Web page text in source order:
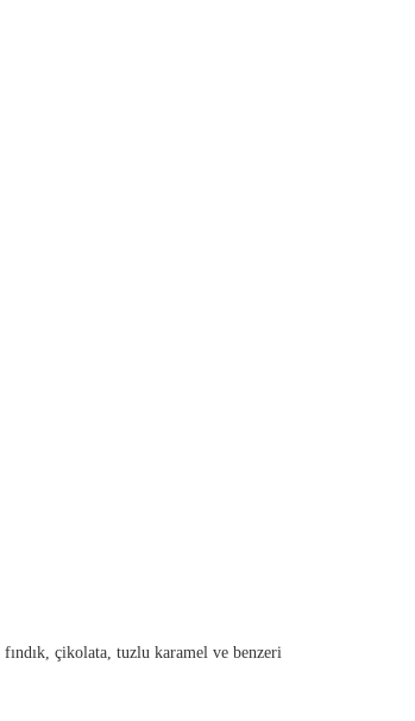
çikolata, tuzlu karamel ve benzeri